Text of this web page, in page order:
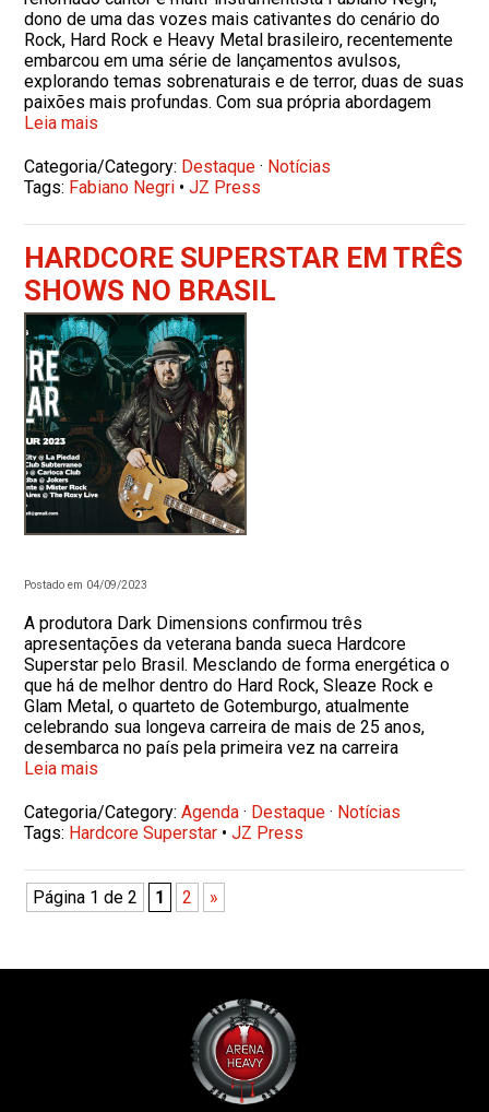
dono de uma das vozes mais cativantes do cenário do
Rock, Hard Rock e Heavy Metal brasileiro, recentemente
embarcou em uma série de lançamentos avulsos,
explorando temas sobrenaturais e de terror, duas de suas
paixões mais profundas. Com sua própria abordagem
Leia mais
Categoria/Category: Destaque · Notícias
Tags: Fabiano Negri •JZ Press
HARDCORE SUPERSTAR EM TRÊS
SHOWS NO BRASIL
Postado em 04/09/2023
A produtora Dark Dimensions confirmou três
apresentações da veterana banda sueca Hardcore
Superstar pelo Brasil. Mesclando de forma energética o
que há de melhor dentro do Hard Rock, Sleaze Rock e
Glam Metal, o quarteto de Gotemburgo, atualmente
celebrando sua longeva carreira de mais de 25 anos,
desembarca no país pela primeira vez na carreira
Leia mais
Categoria/Category:Agenda · Destaque · Notícias
Tags: Hardcore Superstar •JZ Press
Página 1 de 2 1 2 »